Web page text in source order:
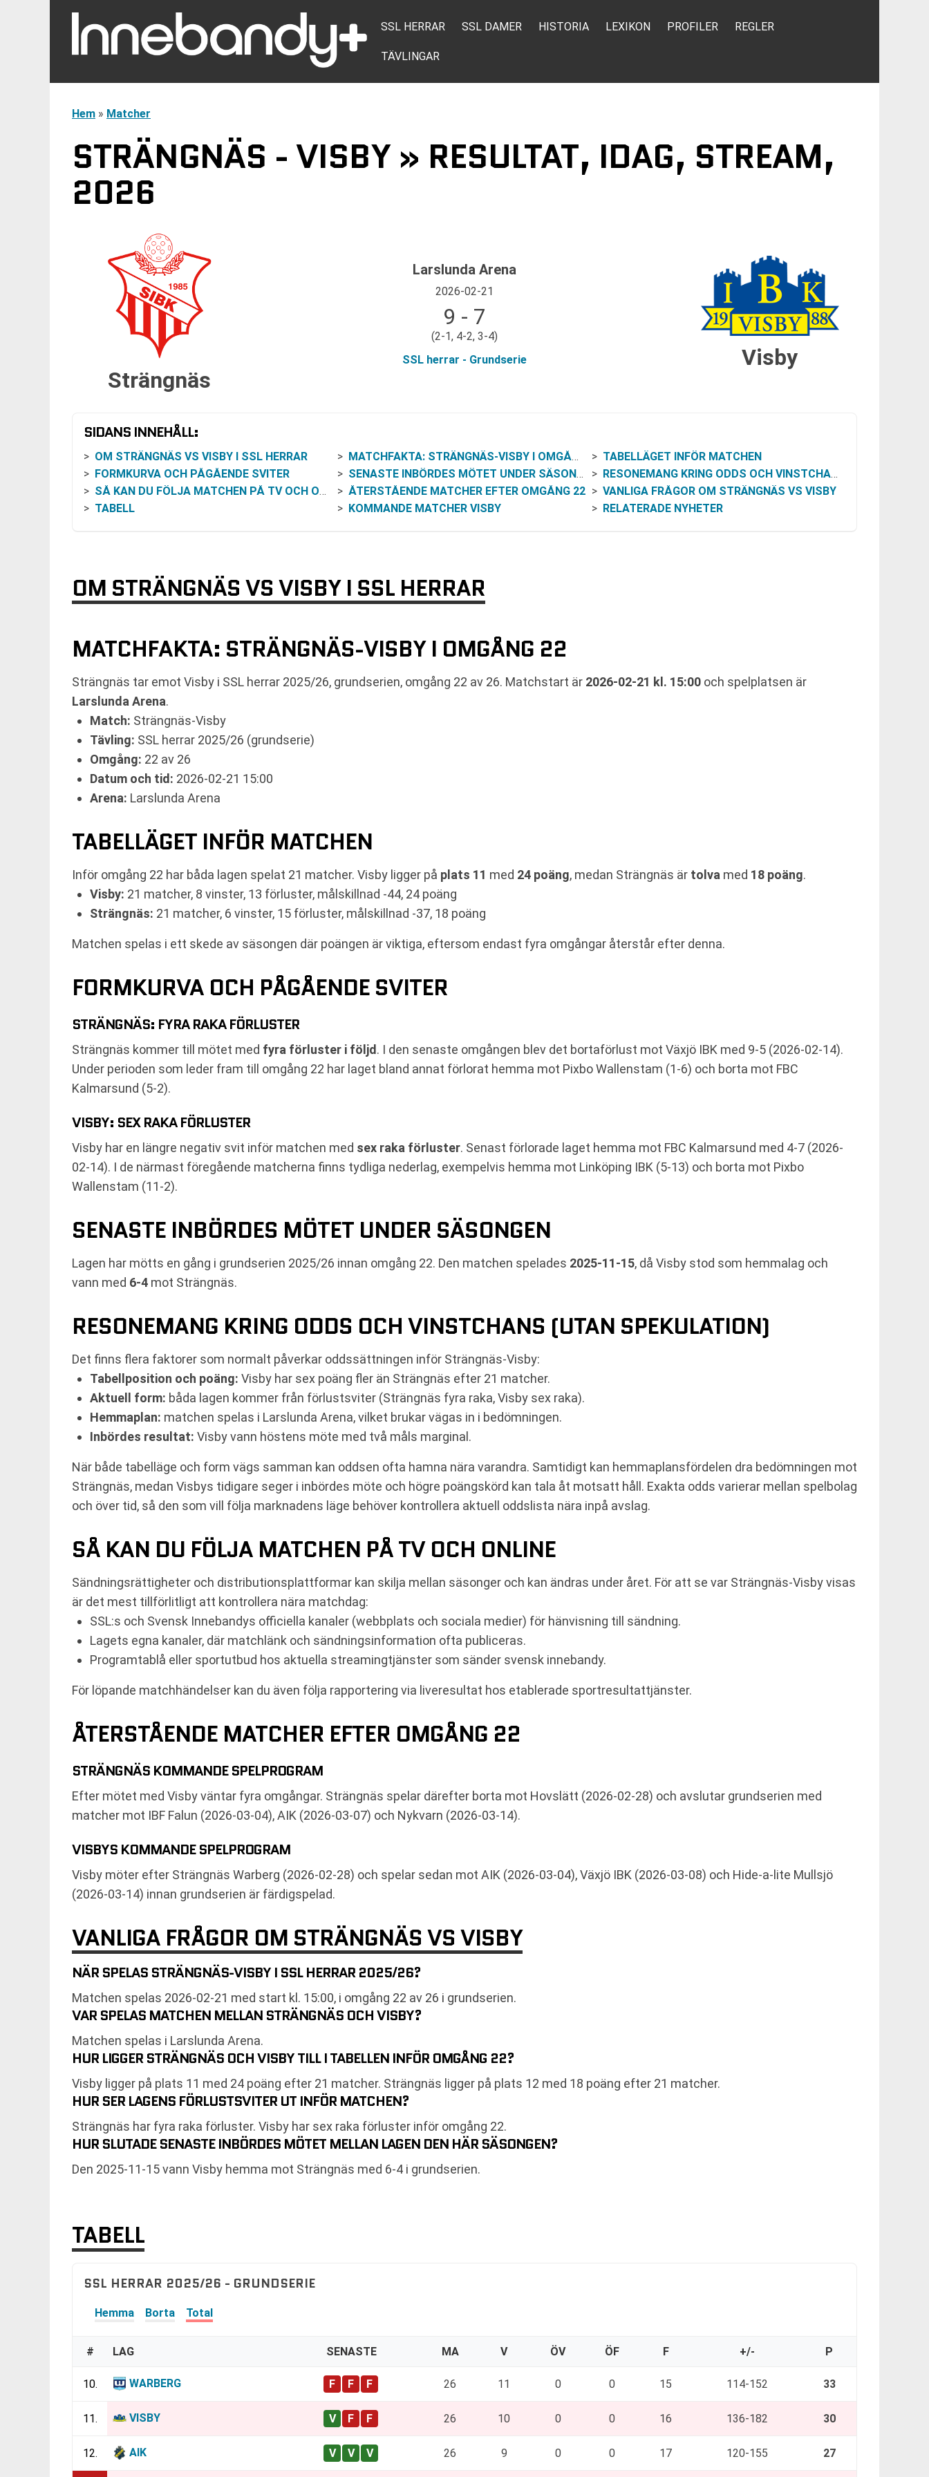
SSL HERRAR SSL DAMER HISTORIA LEXIKON PROFILER REGLER
TÄVLINGAR
Hem » Matcher
STRÄNGNÄS - VISBY » RESULTAT, IDAG, STREAM,
2026
Strängnäs
Larslunda Arena
2026-02-21
9 - 7
(2-1, 4-2, 3-4)
SSL herrar - Grundserie
Visby
SIDANS INNEHÅLL:
OM STRÄNGNÄS VS VISBY I SSL HERRAR MATCHFAKTA: STRÄNGNÄS-VISBY I OMGÅNG 22
TABELLÄGET INFÖR MATCHEN
FORMKURVA OCH PÅGÅENDE SVITER
SENASTE INBÖRDES MÖTET UNDER SÄSONGEN
RESONEMANG KRING ODDS OCH VINSTCHANS (UTAN SPEKULATION)
SÅ KAN DU FÖLJA MATCHEN PÅ TV OCH ONLINE
ÅTERSTÅENDE MATCHER EFTER OMGÅNG 22
VANLIGA FRÅGOR OM STRÄNGNÄS VS VISBY
TABELL
KOMMANDE MATCHER VISBY RELATERADE NYHETER
OM STRÄNGNÄS VS VISBY I SSL HERRAR
MATCHFAKTA: STRÄNGNÄS-VISBY I OMGÅNG 22
Strängnäs tar emot Visby i SSL herrar 2025/26, grundserien, omgång 22 av 26. Matchstart är 2026-02-21 kl. 15:00 och spelplatsen är
Larslunda Arena.
Match: Strängnäs-Visby
Tävling: SSL herrar 2025/26 (grundserie)
Omgång: 22 av 26
Datum och tid: 2026-02-21 15:00
Arena: Larslunda Arena
TABELLÄGET INFÖR MATCHEN
Inför omgång 22 har båda lagen spelat 21 matcher. Visby ligger på plats 11 med 24 poäng, medan Strängnäs är tolva med 18 poäng.
Visby: 21 matcher, 8 vinster, 13 förluster, målskillnad -44, 24 poäng
Strängnäs: 21 matcher, 6 vinster, 15 förluster, målskillnad -37, 18 poäng
Matchen spelas i ett skede av säsongen där poängen är viktiga, eftersom endast fyra omgångar återstår efter denna.
FORMKURVA OCH PÅGÅENDE SVITER
STRÄNGNÄS: FYRA RAKA FÖRLUSTER
Strängnäs kommer till mötet med fyra förluster i följd . I den senaste omgången blev det bortaförlust mot Växjö IBK med 9-5 (2026-02-14).
Under perioden som leder fram till omgång 22 har laget bland annat förlorat hemma mot Pixbo Wallenstam (1-6) och borta mot FBC
Kalmarsund (5-2).
VISBY: SEX RAKA FÖRLUSTER
Visby har en längre negativ svit inför matchen med sex raka förluster. Senast förlorade laget hemma mot FBC Kalmarsund med 4-7 (2026-
02-14). I de närmast föregående matcherna finns tydliga nederlag, exempelvis hemma mot Linköping IBK (5-13) och borta mot Pixbo
Wallenstam (11-2).
SENASTE INBÖRDES MÖTET UNDER SÄSONGEN
Lagen har mötts en gång i grundserien 2025/26 innan omgång 22. Den matchen spelades 2025-11-15, då Visby stod som hemmalag och
vann med 6-4 mot Strängnäs.
RESONEMANG KRING ODDS OCH VINSTCHANS (UTAN SPEKULATION)
Det finns flera faktorer som normalt påverkar oddssättningen inför Strängnäs-Visby:
Tabellposition och poäng: Visby har sex poäng fler än Strängnäs efter 21 matcher.
Aktuell form: båda lagen kommer från förlustsviter (Strängnäs fyra raka, Visby sex raka).
Hemmaplan: matchen spelas i Larslunda Arena, vilket brukar vägas in i bedömningen.
Inbördes resultat: Visby vann höstens möte med två måls marginal.
När både tabelläge och form vägs samman kan oddsen ofta hamna nära varandra. Samtidigt kan hemmaplansfördelen dra bedömningen mot
Strängnäs, medan Visbys tidigare seger i inbördes möte och högre poängskörd kan tala åt motsatt håll. Exakta odds varierar mellan spelbolag
och över tid, så den som vill följa marknadens läge behöver kontrollera aktuell oddslista nära inpå avslag.
SÅ KAN DU FÖLJA MATCHEN PÅ TV OCH ONLINE
Sändningsrättigheter och distributionsplattformar kan skilja mellan säsonger och kan ändras under året. För att se var Strängnäs-Visby visas
är det mest tillförlitligt att kontrollera nära matchdag:
SSL:s och Svensk Innebandys officiella kanaler (webbplats och sociala medier) för hänvisning till sändning.
Lagets egna kanaler, där matchlänk och sändningsinformation ofta publiceras.
Programtablå eller sportutbud hos aktuella streamingtjänster som sänder svensk innebandy.
För löpande matchhändelser kan du även följa rapportering via liveresultat hos etablerade sportresultattjänster.
ÅTERSTÅENDE MATCHER EFTER OMGÅNG 22
STRÄNGNÄS KOMMANDE SPELPROGRAM
Efter mötet med Visby väntar fyra omgångar. Strängnäs spelar därefter borta mot Hovslätt (2026-02-28) och avslutar grundserien med
matcher mot IBF Falun (2026-03-04), AIK (2026-03-07) och Nykvarn (2026-03-14).
VISBYS KOMMANDE SPELPROGRAM
Visby möter efter Strängnäs Warberg (2026-02-28) och spelar sedan mot AIK (2026-03-04), Växjö IBK (2026-03-08) och Hide-a-lite Mullsjö
(2026-03-14) innan grundserien är färdigspelad.
VANLIGA FRÅGOR OM STRÄNGNÄS VS VISBY
NÄR SPELAS STRÄNGNÄS-VISBY I SSL HERRAR 2025/26?
Matchen spelas 2026-02-21 med start kl. 15:00, i omgång 22 av 26 i grundserien.
VAR SPELAS MATCHEN MELLAN STRÄNGNÄS OCH VISBY?
Matchen spelas i Larslunda Arena.
HUR LIGGER STRÄNGNÄS OCH VISBY TILL I TABELLEN INFÖR OMGÅNG 22?
Visby ligger på plats 11 med 24 poäng efter 21 matcher. Strängnäs ligger på plats 12 med 18 poäng efter 21 matcher.
HUR SER LAGENS FÖRLUSTSVITER UT INFÖR MATCHEN?
Strängnäs har fyra raka förluster. Visby har sex raka förluster inför omgång 22.
HUR SLUTADE SENASTE INBÖRDES MÖTET MELLAN LAGEN DEN HÄR SÄSONGEN?
Den 2025-11-15 vann Visby hemma mot Strängnäs med 6-4 i grundserien.
TABELL
SSL HERRAR 2025/26 - GRUNDSERIE
Hemma Borta Total
# LAG SENASTE MA V ÖV ÖF F +/- P
10. WARBERG 26 11 0 0 15 114-152 33
11. VISBY 26 10 0 0 16 136-182 30
12. AIK 26 9 0 0 17 120-155 27